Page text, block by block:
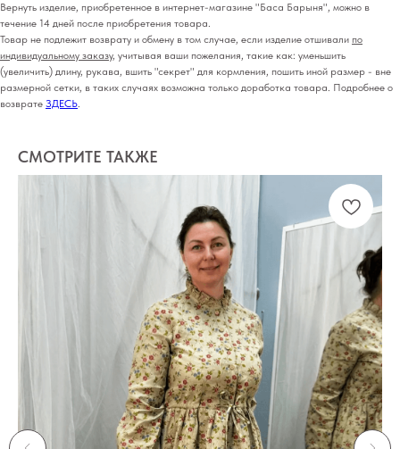
Вернуть изделие, приобретенное в интернет-магазине "Баса Барыня", можно в
течение 14 дней после приобретения товара.
Товар не подлежит возврату и обмену в том случае, если изделие отшивали по
индивидуальному заказу, учитывая ваши пожелания, такие как: уменьшить
(увеличить) длину, рукава, вшить "секрет" для кормления, пошить иной размер - вне
размерной сетки, в таких случаях возможна только доработка товара. Подробнее о
возврате ЗДЕСЬ.
СМОТРИТЕ ТАКЖЕ